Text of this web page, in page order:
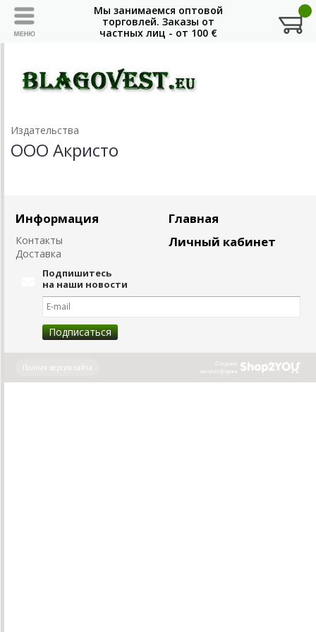
Издательства
ООО Акристо
Информация
Контакты
Доставка
Главная
Личный кабинет
Подпишитесь
на наши новости
Создано
на платформе
Полная версия сайта